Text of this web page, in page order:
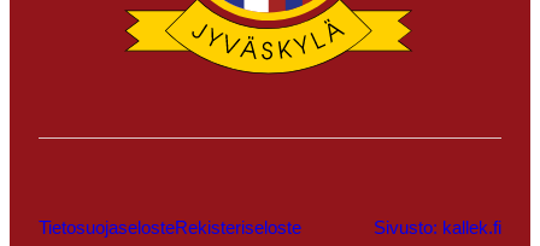
TietosuojaselosteRekisteriseloste Sivusto: kallek.fi